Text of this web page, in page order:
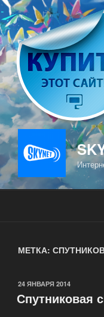
Перейти
к
содержимому
МЕТКА:
ОПУБЛИКОВАНО
24 ЯНВАРЯ 2014
Спутниковая